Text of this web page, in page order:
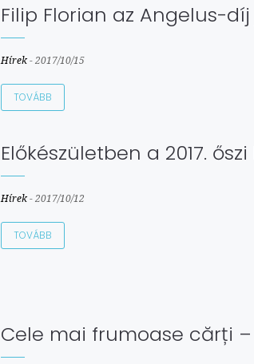
Filip Florian az Angelus-
Hírek -2017/10/15
TOVÁBB
Előkészületben a 2017.
Hírek -2017/10/12
TOVÁBB
Cele mai frumoase cărți